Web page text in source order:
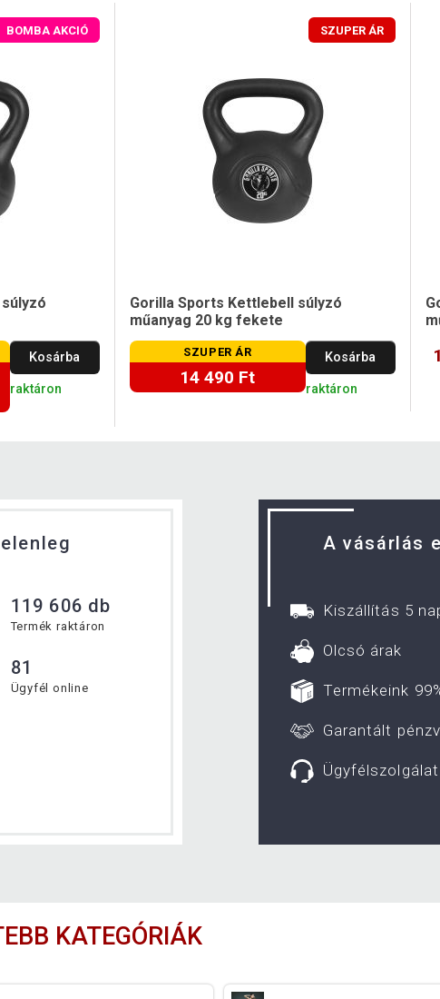
BOMBA AKCIÓ
Kosárba
raktáron
SZUPER ÁR
Gorilla Sports Kettlebell súlyzó
műanyag 20 kg fekete
SZUPER ÁR
14 490 Ft
Kosárba
raktáron
119 606 db
Termék raktáron
81
Ügyfél online
A vásárlás
Kiszállítás 5
Olcsó árak
Termékeink
Garantált
Ügyfélszolgálat
KATEGÓRIÁK